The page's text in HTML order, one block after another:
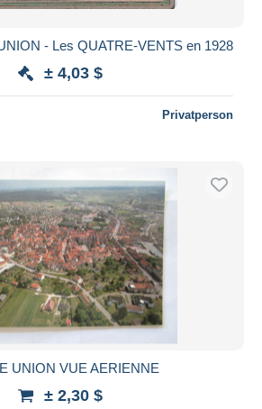
- Les QUATRE-VENTS en 1928
± 4,03 $
Privatperson
UNION VUE AERIENNE
± 2,30 $